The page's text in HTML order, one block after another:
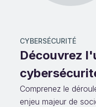
CYBERSÉCURITÉ
Découvrez
Comprenez le
enjeu majeur de